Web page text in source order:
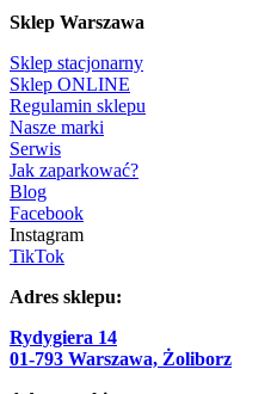
Sklep Warszawa
Sklep stacjonarny
Sklep ONLINE
Regulamin sklepu
Nasze marki
Serwis
Jak zaparkować?
Blog
Facebook
Instagram
TikTok
Adres sklepu:
Rydygiera 14
01-793 Warszawa, Żoliborz